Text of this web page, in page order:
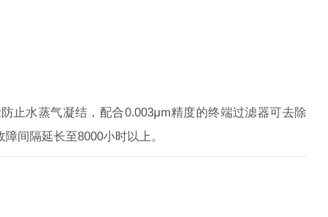
水蒸气凝结，配合0.003μm精度的终端过滤器可去除
间隔延长至8000小时以上。